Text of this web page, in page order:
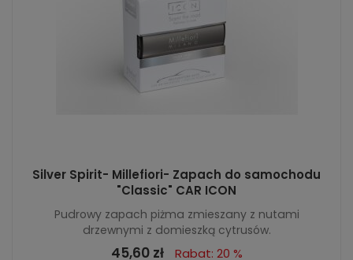
Silver Spirit- Millefiori- Zapach do samochodu
"Classic" CAR ICON
Pudrowy zapach piżma zmieszany z nutami
drzewnymi z domieszką cytrusów.
45,60 zł Rabat: 20 %